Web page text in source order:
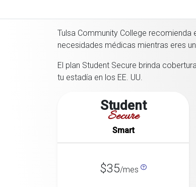
Tulsa Community College
necesidades médicas mientras eres
El plan Student Secure brinda
tu estadía en los EE. UU.
Student
Secure
Smart
$35/mes